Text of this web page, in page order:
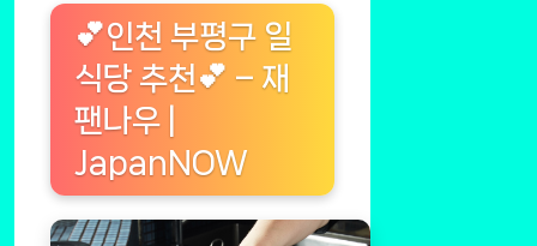
💕인천 부평구 일
식당 추천💕 – 재
팬나우 |
JapanNOW